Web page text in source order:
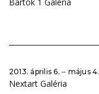
Bartók 1 Galéria
2013. április 6. ‒ május 4.
Nextart Galéria